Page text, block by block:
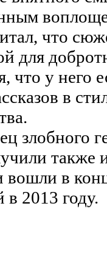
что
для
что у него
в
злобного
также
вошли в
2013 году.